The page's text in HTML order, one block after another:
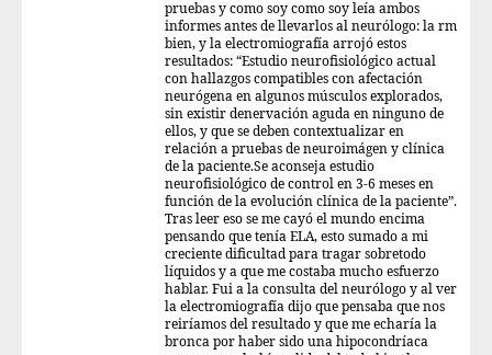
pruebas y como soy como soy leía ambos
informes antes de llevarlos al neurólogo: la rm
bien, y la electromiografía arrojó estos
resultados: “Estudio neurofisiológico actual
con hallazgos compatibles con afectación
neurógena en algunos músculos explorados,
sin existir denervación aguda en ninguno de
ellos, y que se deben contextualizar en
relación a pruebas de neuroimágen y clínica
de la paciente.Se aconseja estudio
neurofisiológico de control en 3-6 meses en
función de la evolución clínica de la paciente”.
Tras leer eso se me cayó el mundo encima
pensando que tenía ELA, esto sumado a mi
creciente dificultad para tragar sobretodo
líquidos y a que me costaba mucho esfuerzo
hablar. Fui a la consulta del neurólogo y al ver
la electromiografía dijo que pensaba que nos
reiríamos del resultado y que me echaría la
bronca por haber sido una hipocondríaca